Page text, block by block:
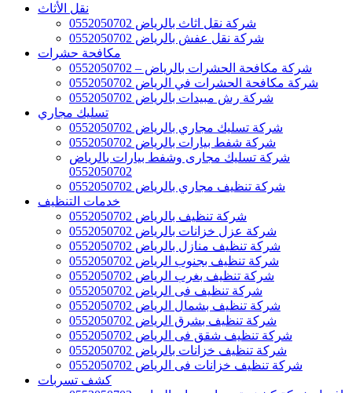
نقل الأثاث
شركة نقل اثاث بالرياض 0552050702
شركة نقل عفش بالرياض 0552050702
مكافحة حشرات
شركة مكافحة الحشرات بالرياض – 0552050702
شركة مكافحة الحشرات في الرياض 0552050702
شركة رش مبيدات بالرياض 0552050702
تسليك مجاري
شركة تسليك مجاري بالرياض 0552050702
شركة شفط بيارات بالرياض 0552050702
شركة تسليك مجارى وشفط بيارات بالرياض
0552050702
شركة تنظيف مجاري بالرياض 0552050702
خدمات التنظيف
شركة تنظيف بالرياض 0552050702
شركة عزل خزانات بالرياض 0552050702
شركة تنظيف منازل بالرياض 0552050702
شركة تنظيف بجنوب الرياض 0552050702
شركة تنظيف بغرب الرياض 0552050702
شركة تنظيف فى الرياض 0552050702
شركة تنظيف بشمال الرياض 0552050702
شركة تنظيف بشرق الرياض 0552050702
شركة تنظيف شقق فى الرياض 0552050702
شركة تنظيف خزانات بالرياض 0552050702
شركة تنظيف خزانات فى الرياض 0552050702
كشف تسربات